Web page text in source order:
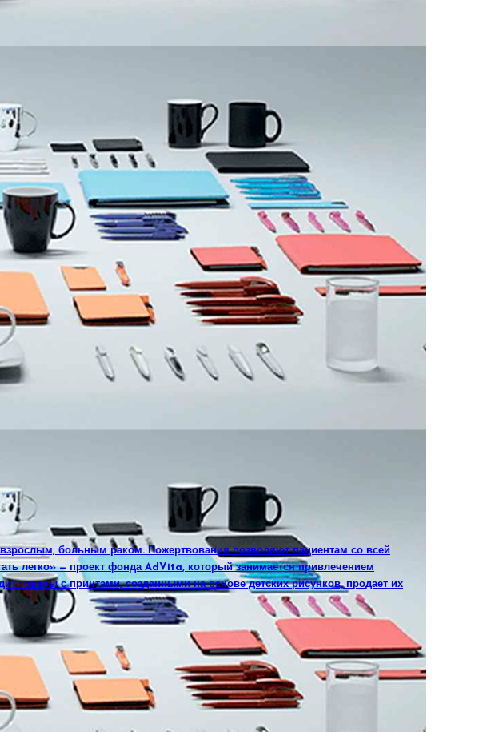
больным раком. Пожертвования позволяют пациентам со всей
легко» — проект фонда AdVita, который занимается привлечением
товары с принтами, созданными на основе детских рисунков, продает их